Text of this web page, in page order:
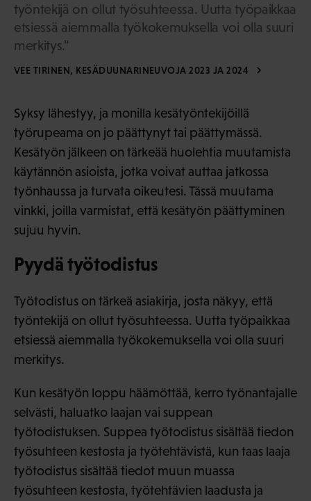
työntekijä on ollut työsuhteessa. Uutta työpaikkaa
etsiessä aiemmalla työkokemuksella voi olla suuri
merkitys."
VEE TIRINEN, KESÄDUUNARINEUVOJA 2023 JA 2024
Syksy lähestyy, ja monilla kesätyöntekijöillä
työrupeama on jo päättynyt tai päättymässä.
Kesätyön jälkeen on tärkeää huolehtia muutamista
käytännön asioista, jotka voivat auttaa jatkossa
työnhaussa ja turvata oikeutesi. Tässä muutama
vinkki, joilla varmistat, että kesätyön päättyminen
sujuu hyvin.
Pyydä työtodistus
Työtodistus on tärkeä asiakirja, josta näkyy, että
työntekijä on ollut työsuhteessa. Uutta työpaikkaa
etsiessä aiemmalla työkokemuksella voi olla suuri
merkitys.
Kun kesätyön loppu häämöttää, kerro työnantajalle
selvästi, haluatko laajan vai suppean
työtodistuksen. Suppea työtodistus sisältää tiedon
työsuhteen kestosta ja työtehtävistä, kun taas laaja
työtodistus sisältää tiedot muun muassa
työsuhteen kestosta, työtehtävien laadusta ja